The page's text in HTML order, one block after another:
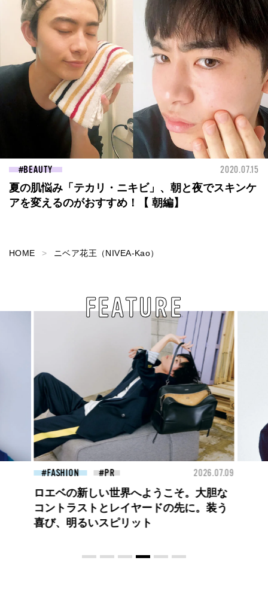
BEAUTY 2020.07.15
夏の肌悩み「テカリ・ニキビ」、朝と夜でスキンケ
アを変えるのがおすすめ！【 朝編】
HOME ニベア花王（NIVEA-Kao）
FEATURE
FASHION 2026.07.09
【PRADA × NI-KI(ENHYPEN)】時をかけ
る、ニューモード